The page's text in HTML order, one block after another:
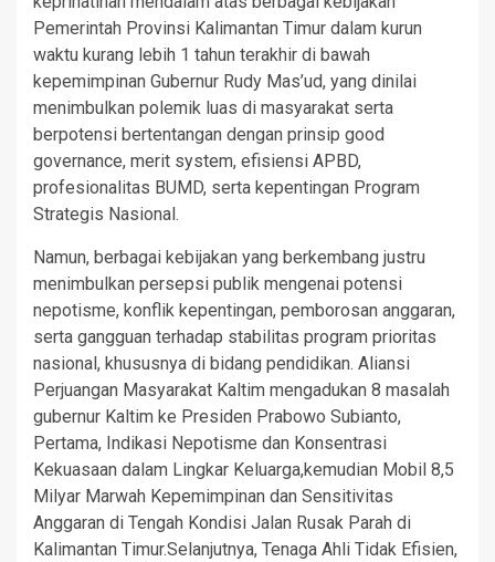
Pemerintah Provinsi Kalimantan Timur dalam kurun
waktu kurang lebih 1 tahun terakhir di bawah
kepemimpinan Gubernur Rudy Mas’ud, yang dinilai
menimbulkan polemik luas di masyarakat serta
berpotensi bertentangan dengan prinsip good
governance, merit system, efisiensi APBD,
profesionalitas BUMD, serta kepentingan Program
Strategis Nasional.
Namun, berbagai kebijakan yang berkembang justru
menimbulkan persepsi publik mengenai potensi
nepotisme, konflik kepentingan, pemborosan anggaran,
serta gangguan terhadap stabilitas program prioritas
nasional, khususnya di bidang pendidikan. Aliansi
Perjuangan Masyarakat Kaltim mengadukan 8 masalah
gubernur Kaltim ke Presiden Prabowo Subianto,
Pertama, Indikasi Nepotisme dan Konsentrasi
Kekuasaan dalam Lingkar Keluarga,kemudian Mobil 8,5
Milyar Marwah Kepemimpinan dan Sensitivitas
Anggaran di Tengah Kondisi Jalan Rusak Parah di
Kalimantan Timur.Selanjutnya, Tenaga Ahli Tidak Efisien,